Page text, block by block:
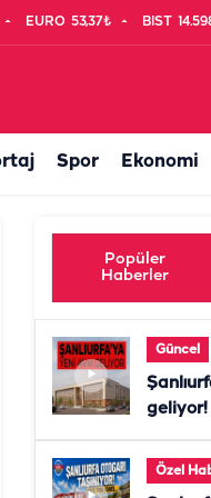
EURO 53,37₺ BIST
Spor Ekonomi
Popüler
Haberler
Güncel
geliyor!
Özel